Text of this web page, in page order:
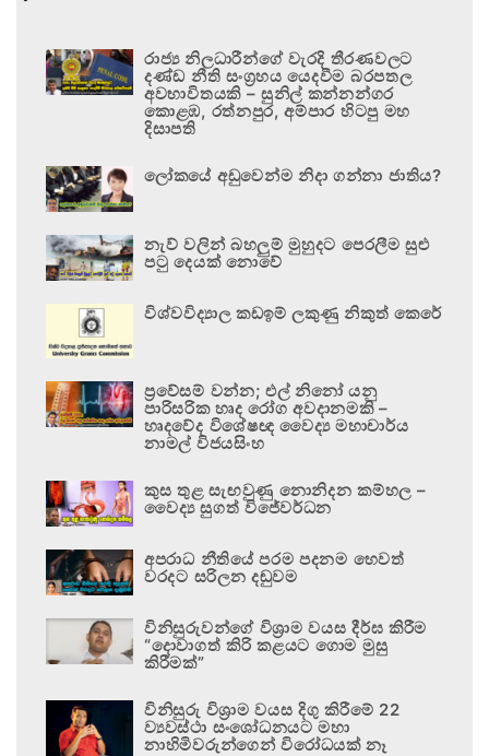
රාජ්‍ය නිලධාරීන්ගේ වැරදි තීරණවලට
දණ්ඩ නීති සංග්‍රහය යෙදවීම බරපතල
අවභාවිතයකි – සුනිල් කන්නන්ගර
කොළඹ, රත්නපුර, අම්පාර හිටපු මහ
දිසාපති
ලෝකයේ අඩුවෙන්ම නිදා ගන්නා ජාතිය?
නැව් වලින් බහලුම් මුහුදට පෙරලීම සුළු
පටු දෙයක් නොවේ
විශ්වවිද්‍යාල කඩඉම් ලකුණු නිකුත් කෙරේ
ප්‍රවේසම් වන්න; එල් නිනෝ යනු
පාරිසරික හෘද රෝග අවදානමකි –
හෘදවේද විශේෂඥ වෛද්‍ය මහාචාර්ය
නාමල් විජයසිංහ
කුස තුළ සැඟවුණු නොනිදන කම්හල –
වෛද්‍ය සුගත් විජේවර්ධන
අපරාධ නීතියේ පරම පදනම හෙවත්
වරදට සරිලන දඬුවම
විනිසුරුවන්ගේ විශ්‍රාම වයස දීර්ඝ කිරීම
“දොවාගත් කිරි කළයට ගොම මුසු
කිරීමක්”
විනිසුරු විශ්‍රාම වයස දිගු කිරීමේ 22
ව්‍යවස්ථා සංශෝධනයට මහා
නාහිමිවරුන්ගෙන් විරෝධයක් නෑ